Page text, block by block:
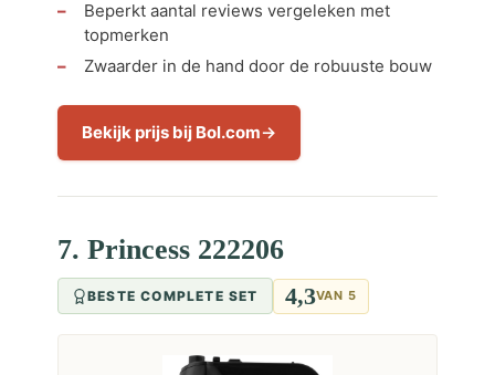
Beperkt aantal reviews vergeleken met
topmerken
Zwaarder in de hand door de robuuste bouw
Bekijk prijs bij Bol.com
7. Princess 222206
BESTE COMPLETE SET 4,3VAN 5